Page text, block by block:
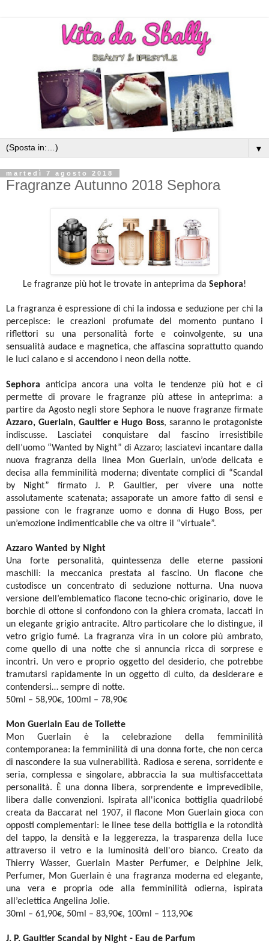
▼
martedì 7 agosto 2018
Fragranze Autunno 2018 Sephora
Le fragranze più hot le trovate in anteprima da Sephora!
La fragranza è espressione di chi la indossa e seduzione per chi la
percepisce: le creazioni profumatedel momento puntano i
riflettori su una personalità forte e coinvolgente, su una
sensualità audace e magnetica, che affascina soprattutto quando
le luci calano e si accendono i neon della notte.
Sephora anticipa ancora una volta le tendenze più hot e ci
permette di provare le fragranze più attese in anteprima: a
partire da Agosto negli store Sephora le nuove fragranze firmate
Azzaro, Guerlain, Gaultier e Hugo Boss, saranno le protagoniste
indiscusse. Lasciatei conquistare dal fascino irresistibile
dell’uomo “Wanted by Night” di Azzaro; lasciatevi incantare dalla
nuova fragranza della linea Mon Guerlain, un’ode delicata e
decisa alla femminilità moderna; diventate complici di “Scandal
by Night” firmato J. P. Gaultier, per vivere una notte
assolutamente scatenata; assaporate un amore fatto di sensi e
passione con le fragranze uomo e donna di Hugo Boss, per
un’emozione indimenticabile che va oltre il “virtuale”.
Azzaro Wanted by Night
Una forte personalità, quintessenza delle eterne passioni
maschili: la meccanica prestata al fascino. Un flacone che
custodisce un concentrato di seduzione notturna. Una nuova
versione dell’emblematico flacone tecno-chic originario, dove le
borchie di ottone si confondono con la ghiera cromata, laccati in
un elegante grigio antracite. Altro particolare che lo distingue, il
vetro grigio fumé. La fragranza vira in un colore più ambrato,
come quello di una notte che si annuncia ricca di sorprese e
incontri. Un vero e proprio oggetto del desiderio, che potrebbe
tramutarsi rapidamente in un oggetto di culto, da desiderare e
contendersi… sempre di notte.
50ml – 58,90€, 100ml – 78,90€
Mon Guerlain Eau de Toilette
Mon Guerlain è la celebrazione della femminilità
contemporanea: la femminilità di una donna forte, che non cerca
di nascondere la sua vulnerabilità. Radiosa e serena, sorridente e
seria, complessa e singolare, abbraccia la sua multisfaccettata
personalità. È una donna libera, sorprendente e imprevedibile,
libera dalle convenzioni. Ispirata all'iconica bottiglia quadrilobé
creata da Baccarat nel 1907, il flacone Mon Guerlain gioca con
opposti complementari: le linee tese della bottiglia e la rotondità
del tappo, la densità e la leggerezza, la trasparenza della luce
attraverso il vetro e la luminosità dell'oro bianco. Creato da
Thierry Wasser, Guerlain Master Perfumer, e Delphine Jelk,
Perfumer, Mon Guerlain è una fragranza moderna ed elegante,
una vera e propria ode alla femminilità odierna, ispirata
all’eclettica Angelina Jolie.
30ml – 61,90€, 50ml – 83,90€, 100ml – 113,90€
J. P. Gaultier Scandal by Night - Eau de Parfum